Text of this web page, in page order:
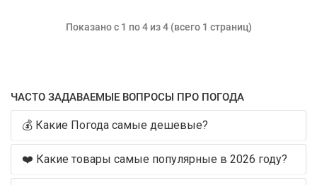
Показано с 1 по 4 из 4 (всего 1 страниц)
ЧАСТО ЗАДАВАЕМЫЕ ВОПРОСЫ ПРО ПОГОДА
💰 Какие Погода самые дешевые?
❤️ Какие товары самые популярные в 2026 году?